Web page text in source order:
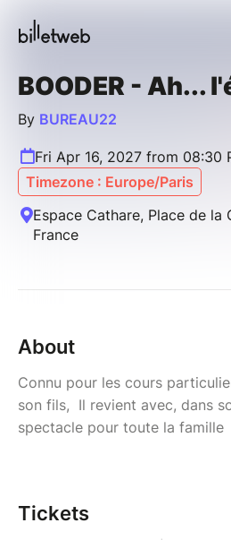
BOODER - Ah...
By BUREAU22
Fri Apr 16, 2027 from 08:30
Timezone : Europe/Paris
Espace Cathare, Place de la
France
About
Connu pour les cours
son fils, Il revient avec, dans
spectacle pour toute la famille
Tickets